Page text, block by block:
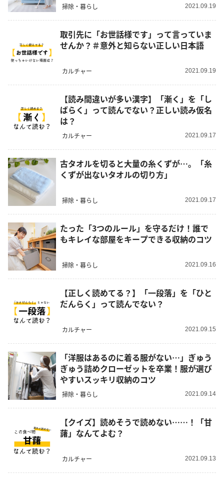
掃除・暮らし 2021.09.19
取引先に「お世話様です」って言っていま
せんか？＃意外と知らない正しい日本語
カルチャー 2021.09.19
【読み間違いが多い漢字】「漸く」を「し
ばらく」って読んでない？正しい読み仮名
は？
カルチャー 2021.09.17
古タオルを切ると大量の糸くずが…。「糸
くずが出ないタオルの切り方」
掃除・暮らし 2021.09.17
たった「3つのルール」を守るだけ！誰で
もキレイな部屋をキープできる収納のコツ
掃除・暮らし 2021.09.16
【正しく読めてる？】「一段落」を「ひと
だんらく」って読んでない？
カルチャー 2021.09.15
「洋服はあるのに着る服がない…」ぎゅう
ぎゅう詰めクローゼットを卒業！服が選び
やすいスッキリ収納のコツ
掃除・暮らし 2021.09.14
【クイズ】読めそうで読めない……！「甘
藷」なんてよむ？
カルチャー 2021.09.13